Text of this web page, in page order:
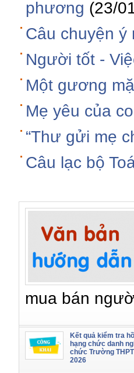
phương (23/
Câu chuyện ý
Người tốt -
Một gương
Mẹ yêu của
“Thư gửi mẹ
Câu lạc bộ
mua bán
Kết quả kiểm tra
hạng chức danh
chức Trường
2026